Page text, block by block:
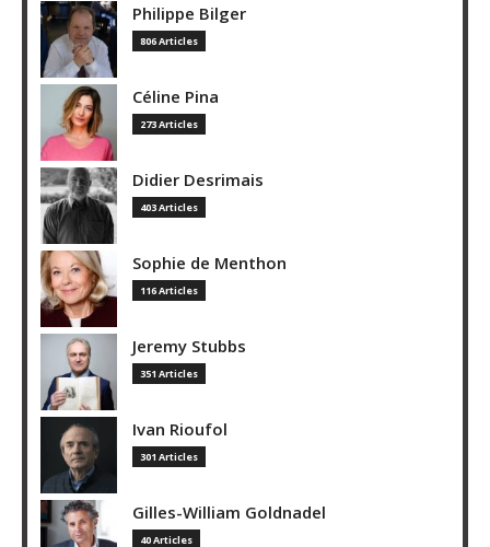
Philippe Bilger
806 Articles
Céline Pina
273 Articles
Didier Desrimais
403 Articles
Sophie de Menthon
116 Articles
Jeremy Stubbs
351 Articles
Ivan Rioufol
301 Articles
Gilles-William Goldnadel
40 Articles